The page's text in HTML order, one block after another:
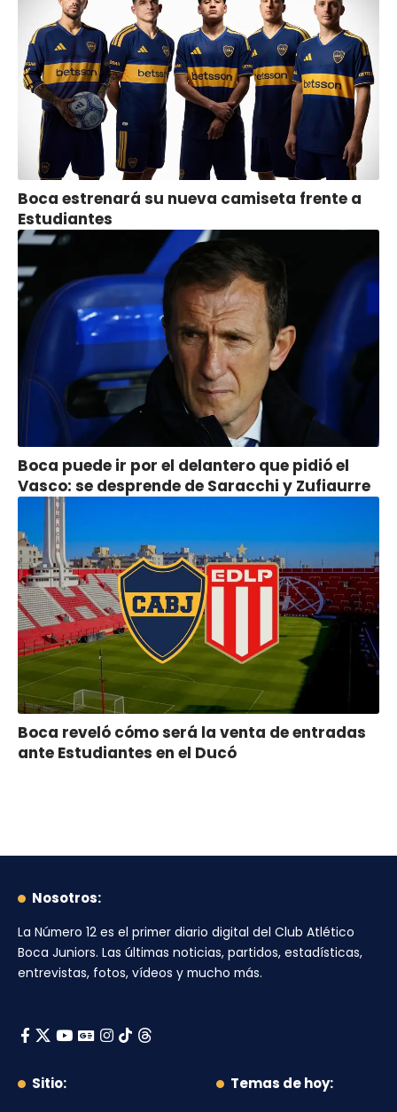
Boca estrenará su nueva camiseta frente a
Estudiantes
Boca puede ir por el delantero que pidió el
Vasco: se desprende de Saracchi y Zufiaurre
Boca reveló cómo será la venta de entradas
ante Estudiantes en el Ducó
Nosotros:
La Número 12 es el primer diario digital del Club Atlético
Boca Juniors. Las últimas noticias, partidos, estadísticas,
entrevistas, fotos, vídeos y mucho más.
Sitio: Temas de hoy: